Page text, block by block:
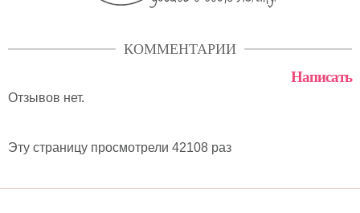
КОММЕНТАРИИ
Написать
Отзывов нет.
Эту страницу просмотрели 42108 раз